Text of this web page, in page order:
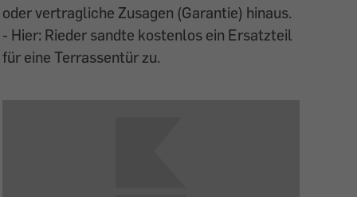
oder vertragliche Zusagen (Garantie) hinaus.
- Hier: Rieder sandte kostenlos ein Ersatzteil
für eine Terrassentür zu.